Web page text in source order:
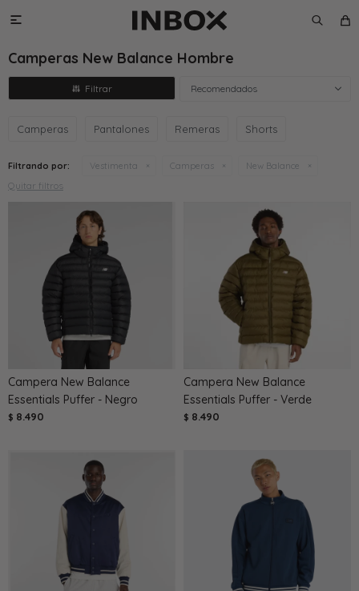

Camperas New Balance Hombre
Recomendados
Camperas Pantalones Remeras Shorts
Filtrando por: Vestimenta Camperas New Balance
Quitar filtros
Campera New Balance
Essentials Puffer - Negro
$ 8.490
Campera New Balance
Essentials Puffer - Verde
$ 8.490